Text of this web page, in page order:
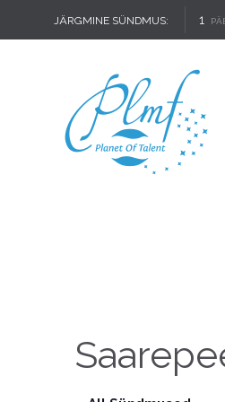
JÄRGMINE SÜNDMUS: 1